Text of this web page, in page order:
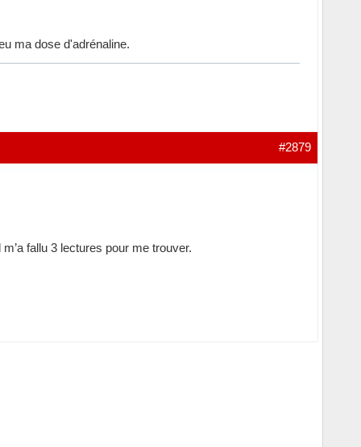
ma dose d'adrénaline.
#2879
fallu 3 lectures pour me trouver.